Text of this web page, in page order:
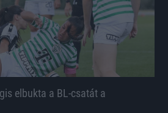
elbukta a BL-csatát a